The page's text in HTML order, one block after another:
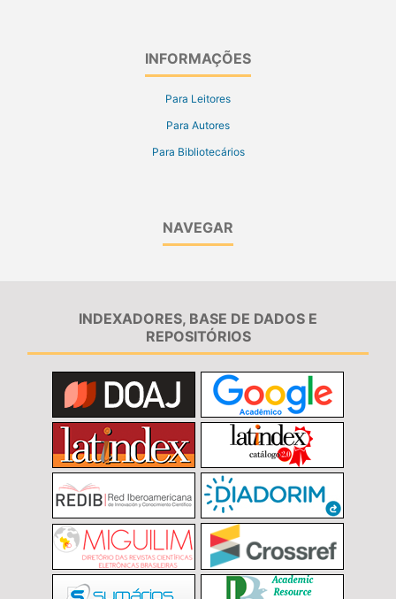
INFORMAÇÕES
Para Leitores
Para Autores
Para Bibliotecários
NAVEGAR
INDEXADORES, BASE DE DADOS E
REPOSITÓRIOS